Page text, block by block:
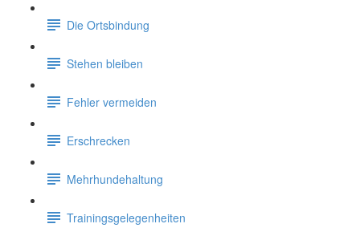
Die Ortsbindung
Stehen bleiben
Fehler vermeiden
Erschrecken
Mehrhundehaltung
Trainingsgelegenheiten